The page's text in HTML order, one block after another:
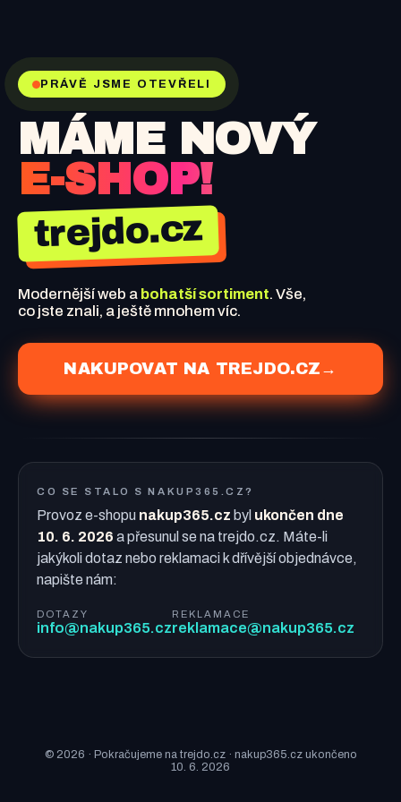
PRÁVĚ JSME OTEVŘELI
MÁME NOVÝ
E-SHOP!
trejdo.cz
Modernější web a bohatší sortiment. Vše,
co jste znali, a ještě mnohem víc.
NAKUPOVAT NA TREJDO.CZ →
CO SE STALO S NAKUP365.CZ?
Provoz e-shopu nakup365.cz byl ukončen dne
10. 6. 2026 a přesunul se na trejdo.cz. Máte-li
jakýkoli dotaz nebo reklamaci k dřívější objednávce,
napište nám:
DOTAZY
info@nakup365.cz
REKLAMACE
reklamace@nakup365.cz
© 2026 · Pokračujeme na trejdo.cz · nakup365.cz ukončeno
10. 6. 2026